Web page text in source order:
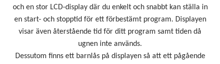
och en stor LCD-display där du enkelt och snabbt kan ställa in
en start- och stopptid för ett förbestämt program. Displayen
visar även återstående tid för ditt program samt tiden då
ugnen inte används.
Dessutom finns ett barnlås på displayen så att ett pågående